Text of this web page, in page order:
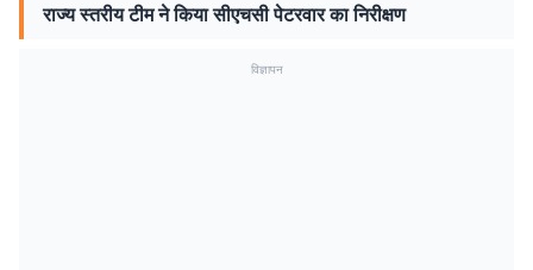
राज्य स्तरीय टीम ने किया सीएचसी पेटरवार का निरीक्षण
विज्ञापन